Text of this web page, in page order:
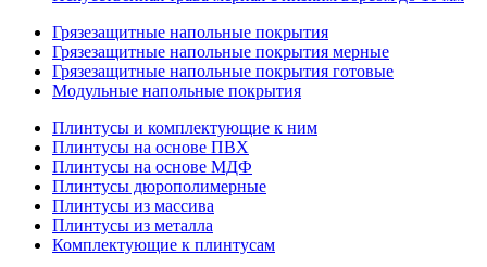
Грязезащитные напольные покрытия
Грязезащитные напольные покрытия мерные
Грязезащитные напольные покрытия готовые
Модульные напольные покрытия
Плинтусы и комплектующие к ним
Плинтусы на основе ПВХ
Плинтусы на основе МДФ
Плинтусы дюрополимерные
Плинтусы из массива
Плинтусы из металла
Комплектующие к плинтусам